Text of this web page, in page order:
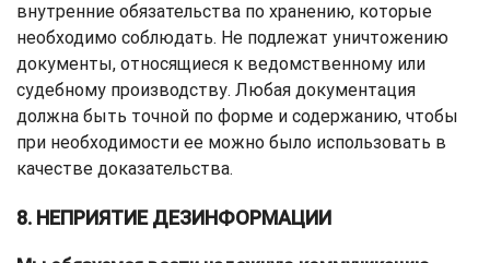
внутренние обязательства по хранению, которые
необходимо соблюдать. Не подлежат уничтожению
документы, относящиеся к ведомственному или
судебному производству. Любая документация
должна быть точной по форме и содержанию, чтобы
при необходимости ее можно было использовать в
качестве доказательства.
8. НЕПРИЯТИЕ ДЕЗИНФОРМАЦИИ